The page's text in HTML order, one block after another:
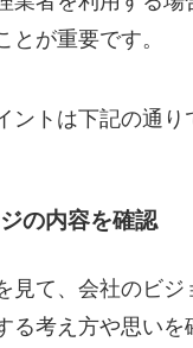
とが重要です。
ントは下記の通り
の内容を確認
見て、会社のビジ
る考え方や思いを